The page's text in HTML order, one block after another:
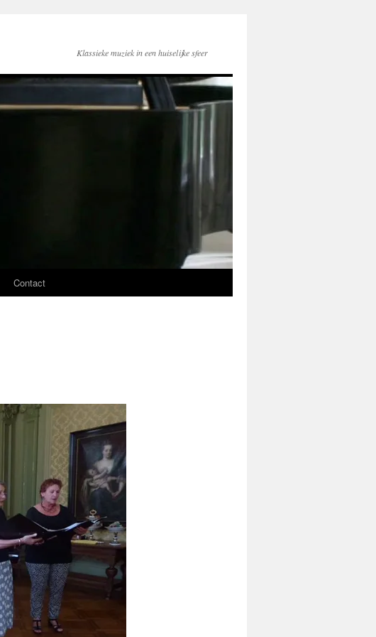
Klassieke muziek in een huiselijke sfeer
Contact